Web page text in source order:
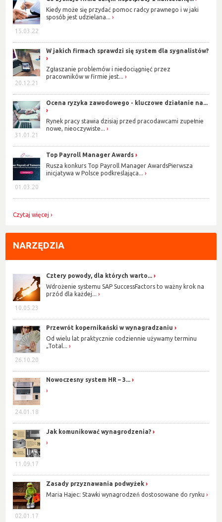
15.03.22
Kiedy może się przydać pomoc radcy prawnego i w jaki
sposób jest udzielana...
20.12.21
W jakich firmach sprawdzi się system dla sygnalistów?
Zgłaszanie problemów i niedociągnięć przez
pracowników w firmie jest...
31.01.21
Ocena ryzyka zawodowego - kluczowe działanie na...
Rynek pracy stawia dzisiaj przed pracodawcami zupełnie
nowe, nieoczywiste...
01.03.20
Top Payroll Manager Awards
Rusza konkurs Top Payroll Manager AwardsPierwsza
inicjatywa w Polsce podkreślająca...
Czytaj więcej
NARZĘDZIA
10.05.23
Cztery powody, dla których warto...
Wdrożenie systemu SAP SuccessFactors to ważny krok na
przód dla każdej...
26.10.20
Przewrót kopernikański w wynagradzaniu
Od wielu lat praktycznie codziennie używamy terminu
„Total...
24.01.18
Nowoczesny system HR – 3...
11.09.17
Jak komunikować wynagrodzenia?
02.01.17
Zasady przyznawania podwyżek
Maria Hajec: Stawki wynagrodzeń dostosowane do rynku